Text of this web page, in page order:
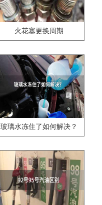
火花塞更换周期
玻璃水冻住了如何解决？